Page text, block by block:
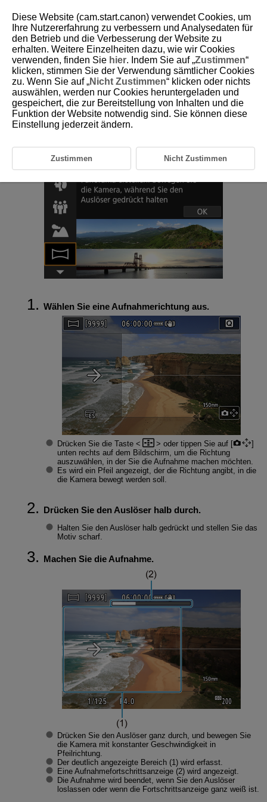
D180-033
Panorama-Aufnahmemodus
Verwenden Sie den Modus [
] (Panoramaaufnahme), um
Panoramaaufnahmen zu machen. Das Panorama entsteht durch die
Kombination von Aufnahmen, die bei Reihenaufnahmen gemacht
wurden, wenn Sie die Kamera in eine Richtung bewegen und dabei den
Wählen Sie eine Aufnahmerichtung aus.
Drücken Sie die Taste oder tippen Sie auf [
]
unten rechts auf dem Bildschirm, um die Richtung
auszuwählen, in der Sie die Aufnahme machen möchten.
Es wird ein Pfeil angezeigt, der die Richtung angibt, in die
die Kamera bewegt werden soll.
Drücken Sie den Auslöser halb durch.
Halten Sie den Auslöser halb gedrückt und stellen Sie das
Motiv scharf.
Machen Sie die Aufnahme.
Drücken Sie den Auslöser ganz durch, und bewegen Sie
die Kamera mit konstanter Geschwindigkeit in
Pfeilrichtung.
Der deutlich angezeigte Bereich (1) wird erfasst.
Eine Aufnahmefortschrittsanzeige (2) wird angezeigt.
Die Aufnahme wird beendet, wenn Sie den Auslöser
loslassen oder wenn die Fortschrittsanzeige ganz weiß ist.
Diese Website (cam.start.canon) verwendet Cookies, um
Ihre Nutzererfahrung zu verbessern und Analysedaten für
den Betrieb und die Verbesserung der Website zu
erhalten. Weitere Einzelheiten dazu, wie wir Cookies
verwenden, finden Sie hier. Indem Sie auf „Zustimmen“
klicken, stimmen Sie der Verwendung sämtlicher Cookies
zu. Wenn Sie auf „Nicht Zustimmen“ klicken oder nichts
auswählen, werden nur Cookies heruntergeladen und
gespeichert, die zur Bereitstellung von Inhalten und die
Funktion der Website notwendig sind. Sie können diese
Einstellung jederzeit ändern.
Zustimmen Nicht Zustimmen